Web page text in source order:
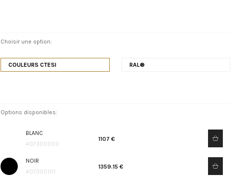
Choisir une option:
COULEURS CTESI RAL®
Options disponibles:
BLANC
407300000
1107 €
NOIR
407300101
1359.15 €